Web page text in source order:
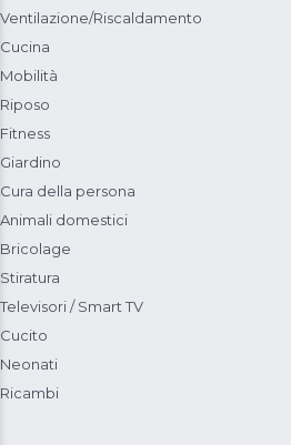
Ventilazione/Riscaldamento
Cucina
Mobilità
Riposo
Fitness
Giardino
Cura della persona
Animali domestici
Bricolage
Stiratura
Televisori / Smart TV
Cucito
Neonati
Ricambi